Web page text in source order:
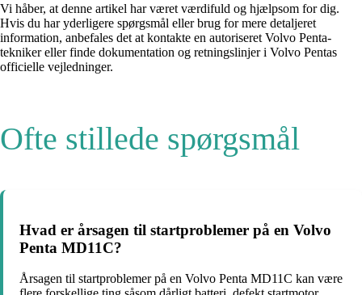
Vi håber, at denne artikel har været værdifuld og hjælpsom for dig.
Hvis du har yderligere spørgsmål eller brug for mere detaljeret
information, anbefales det at kontakte en autoriseret Volvo Penta-
tekniker eller finde dokumentation og retningslinjer i Volvo Pentas
officielle vejledninger.
Ofte stillede spørgsmål
Hvad er årsagen til startproblemer på en Volvo
Penta MD11C?
Årsagen til startproblemer på en Volvo Penta MD11C kan være